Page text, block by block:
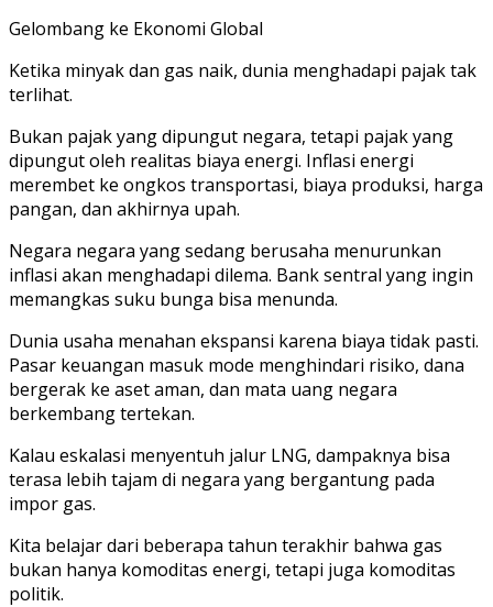
Gelombang ke Ekonomi Global
Ketika minyak dan gas naik, dunia menghadapi pajak tak
terlihat.
Bukan pajak yang dipungut negara, tetapi pajak yang
dipungut oleh realitas biaya energi. Inflasi energi
merembet ke ongkos transportasi, biaya produksi, harga
pangan, dan akhirnya upah.
Negara negara yang sedang berusaha menurunkan
inflasi akan menghadapi dilema. Bank sentral yang ingin
memangkas suku bunga bisa menunda.
Dunia usaha menahan ekspansi karena biaya tidak pasti.
Pasar keuangan masuk mode menghindari risiko, dana
bergerak ke aset aman, dan mata uang negara
berkembang tertekan.
Kalau eskalasi menyentuh jalur LNG, dampaknya bisa
terasa lebih tajam di negara yang bergantung pada
impor gas.
Kita belajar dari beberapa tahun terakhir bahwa gas
bukan hanya komoditas energi, tetapi juga komoditas
politik.